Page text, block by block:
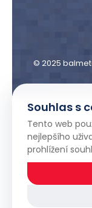
Souhlas s
Tento web
nejlepšího
prohlížení
© 2025